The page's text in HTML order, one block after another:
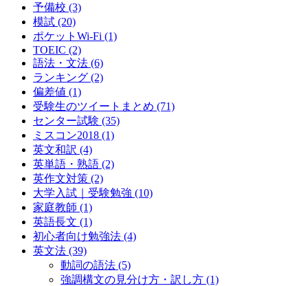
予備校 (3)
模試 (20)
ポケットWi-Fi (1)
TOEIC (2)
語法・文法 (6)
ランキング (2)
偏差値 (1)
受験生のツイートまとめ (71)
センター試験 (35)
ミスコン2018 (1)
英文和訳 (4)
英単語・熟語 (2)
英作文対策 (2)
大学入試｜受験勉強 (10)
家庭教師 (1)
英語長文 (1)
初心者向け勉強法 (4)
英文法 (39)
動詞の語法 (5)
強調構文の見分け方・訳し方 (1)